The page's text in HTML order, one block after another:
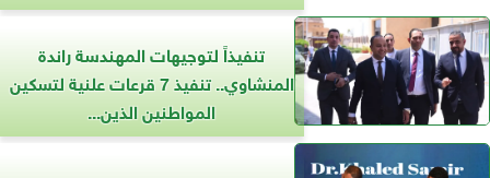
تنفيذاً لتوجيهات المهندسة راندة
المنشاوي.. تنفيذ 7 قرعات علنية لتسكين
المواطنين الذين...